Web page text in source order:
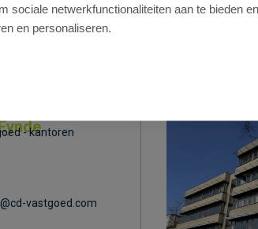
- kantoren
vastgoed.com
sociale netwerkfunctionaliteiten aan te bieden en
en personaliseren.